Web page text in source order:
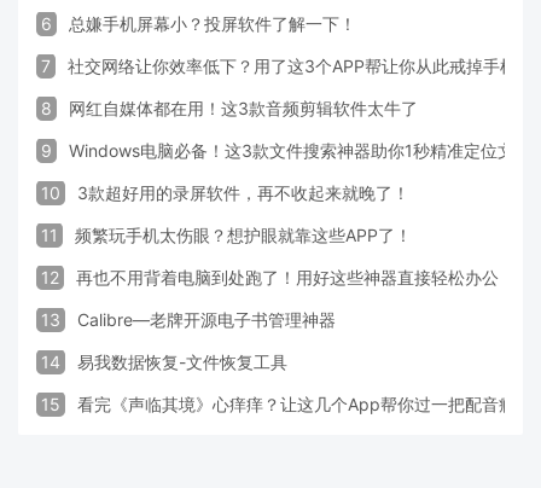
6 总嫌手机屏幕小？投屏软件了解一下！
7 社交网络让你效率低下？用了这3个APP帮让你从此戒掉手机！
8 网红自媒体都在用！这3款音频剪辑软件太牛了
9 Windows电脑必备！这3款文件搜索神器助你1秒精准定位文件
10 3款超好用的录屏软件，再不收起来就晚了！
11 频繁玩手机太伤眼？想护眼就靠这些APP了！
12 再也不用背着电脑到处跑了！用好这些神器直接轻松办公
13 Calibre—老牌开源电子书管理神器
14 易我数据恢复-文件恢复工具
15 看完《声临其境》心痒痒？让这几个App帮你过一把配音瘾